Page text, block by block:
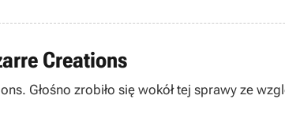
Creations
Głośno zrobiło się wokół tej sprawy ze